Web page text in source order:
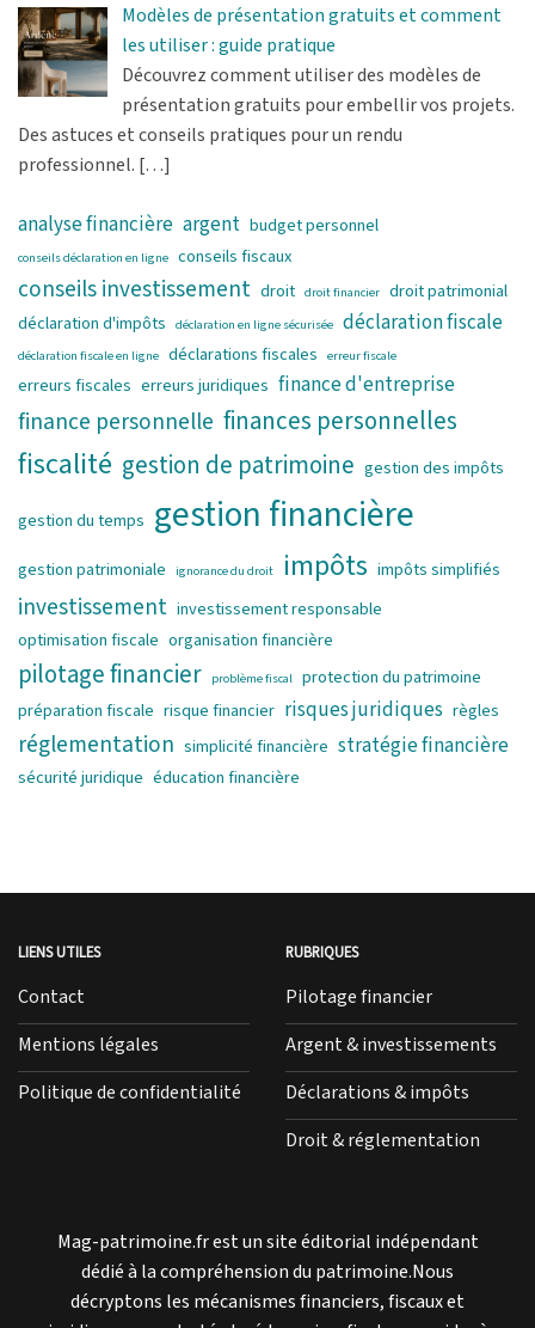
Modèles de présentation gratuits et comment
les utiliser : guide pratique
Découvrez comment utiliser des modèles de
présentation gratuits pour embellir vos projets.
Des astuces et conseils pratiques pour un rendu
professionnel. […]
analyse financière argent budget personnel
conseils déclaration en ligne conseils fiscaux
conseils investissement droit droit financier droit patrimonial
déclaration d'impôts déclaration en ligne sécurisée déclaration fiscale
déclaration fiscale en ligne déclarations fiscales erreur fiscale
erreurs fiscales erreurs juridiques finance d'entreprise
finance personnelle finances personnelles
fiscalité gestion de patrimoine gestion des impôts
gestion du temps gestion financière
gestion patrimoniale ignorance du droit impôts impôts simplifiés
investissement investissement responsable
optimisation fiscale organisation financière
pilotage financier problème fiscal protection du patrimoine
préparation fiscale risque financier risques juridiques règles
réglementation simplicité financière stratégie financière
sécurité juridique éducation financière
LIENS UTILES
Contact
Mentions légales
Politique de confidentialité
RUBRIQUES
Pilotage financier
Argent & investissements
Déclarations & impôts
Droit & réglementation
Mag-patrimoine.fr est un site éditorial indépendant
dédié à la compréhension du patrimoine.Nous
décryptons les mécanismes financiers, fiscaux et